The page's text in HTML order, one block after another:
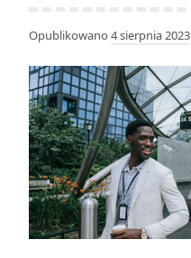
Opublikowano 4 sierpnia 2023